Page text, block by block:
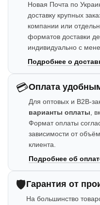
Новая Почта по
доставку крупных
компании или
форматов доставки
индивидуально с
Подробнее о
💳Оплата
Для оптовых и B2B-
варианты оплаты ,
Формат оплаты
зависимости от
клиента.
Подробнее об
🛡️Гарантия от
На большинство